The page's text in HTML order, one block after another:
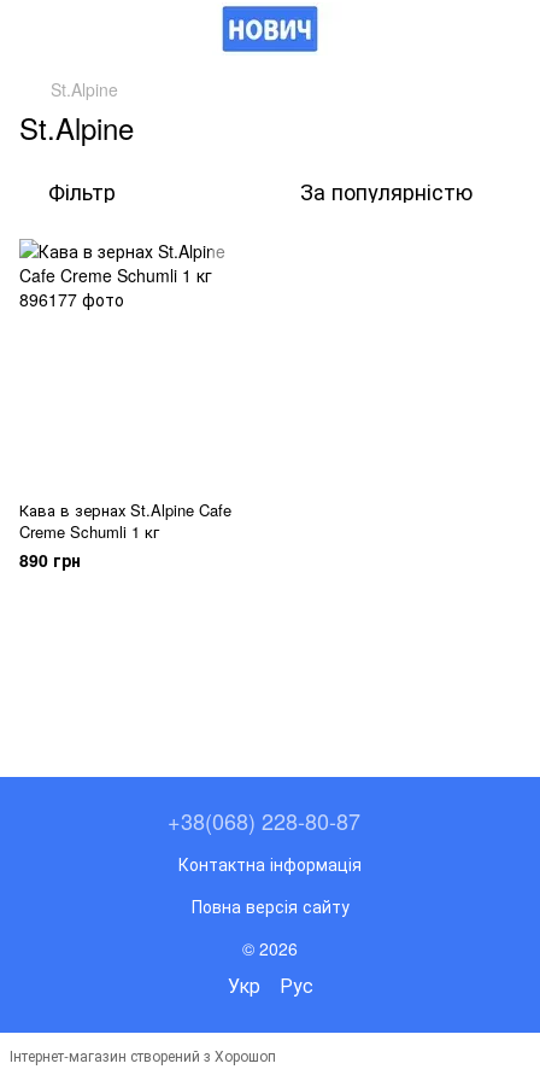
St.Alpine
St.Alpine
Фільтр За популярністю
Кава в зернах St.Alpine Cafe
Creme Schumli 1 кг
890 грн
+38(068) 228-80-87
Контактна інформація
Повна версія сайту
© 2026
Укр Рус
Інтернет-магазин створений з Хорошоп